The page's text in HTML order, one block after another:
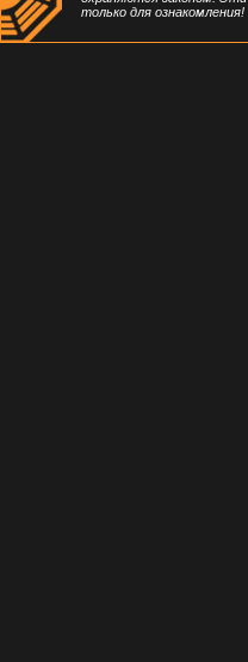
только для ознакомления!